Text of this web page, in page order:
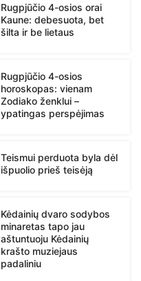
Rugpjūčio 4-osios orai
Kaune: debesuota, bet
šilta ir be lietaus
Rugpjūčio 4-osios
horoskopas: vienam
Zodiako ženklui –
ypatingas perspėjimas
Teismui perduota byla dėl
išpuolio prieš teisėją
Kėdainių dvaro sodybos
minaretas tapo jau
aštuntuoju Kėdainių
krašto muziejaus
padaliniu